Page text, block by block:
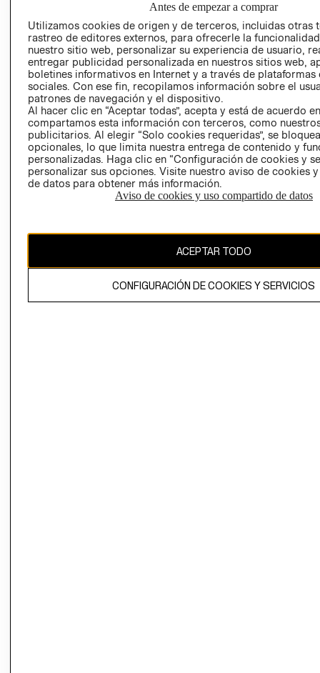
RELACIÓN CON
INVERSIONISTAS
POLÍTICA
EMPRESARIAL
- RETIRO EN
TIENDA
TÉRMINOS Y
CONDICIONES
AVISO DE
PRIVACIDAD
GIFT CARD
AVISO DE
COOKIES
Chile ($)
Antes de empezar a comprar
Utilizamos cookies de origen y de terceros, incluidas otras
rastreo de editores externos, para ofrecerle la
nuestro sitio web, personalizar su experiencia de usuario,
entregar publicidad personalizada en nuestros sitios web,
boletines informativos en Internet y a través de plataformas
sociales. Con ese fin, recopilamos información sobre el
patrones de navegación y el dispositivo.
Al hacer clic en “Aceptar todas”, acepta y está de acuerdo
compartamos esta información con terceros, como
publicitarios. Al elegir “Solo cookies requeridas”, se
opcionales, lo que limita nuestra entrega de contenido y
personalizadas. Haga clic en “Configuración de cookies y
personalizar sus opciones. Visite nuestro aviso de cookies
de datos para obtener más información.
Aviso de cookies y uso compartido de datos
ACEPTAR TODO
CONFIGURACIÓN DE COOKIES Y SERVICIOS